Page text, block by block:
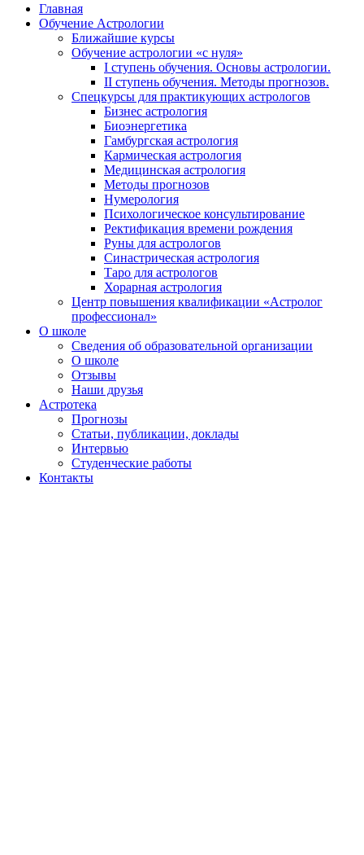
Главная
Обучение Астрологии
Ближайшие курсы
Обучение астрологии «с нуля»
I ступень обучения. Основы астрологии.
II ступень обучения. Методы прогнозов.
Спецкурсы для практикующих астрологов
Бизнес астрология
Биоэнергетика
Гамбургская астрология
Кармическая астрология
Медицинская астрология
Методы прогнозов
Нумерология
Психологическое консультирование
Ректификация времени рождения
Руны для астрологов
Синастрическая астрология
Таро для астрологов
Хорарная астрология
Центр повышения квалификации «Астролог
профессионал»
О школе
Сведения об образовательной организации
О школе
Отзывы
Наши друзья
Астротека
Прогнозы
Статьи, публикации, доклады
Интервью
Студенческие работы
Контакты